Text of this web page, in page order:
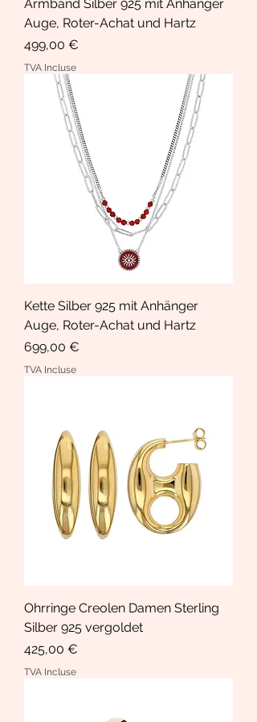
Armband Silber 925 mit Anhänger
Auge, Roter-Achat und Hartz
Prix
499,00 €
TVA Incluse
Kette Silber 925 mit Anhänger
Auge, Roter-Achat und Hartz
Prix
699,00 €
TVA Incluse
Ohrringe Creolen Damen Sterling
Silber 925 vergoldet
Prix
425,00 €
TVA Incluse